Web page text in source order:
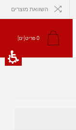
השוואת מוצרים
0 פריט[ים]